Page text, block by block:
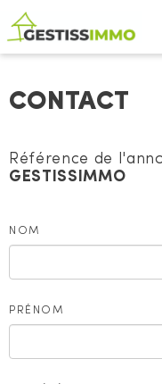
CONTACT
Référence de
GESTISSIMMO
NOM
PRÉNOM